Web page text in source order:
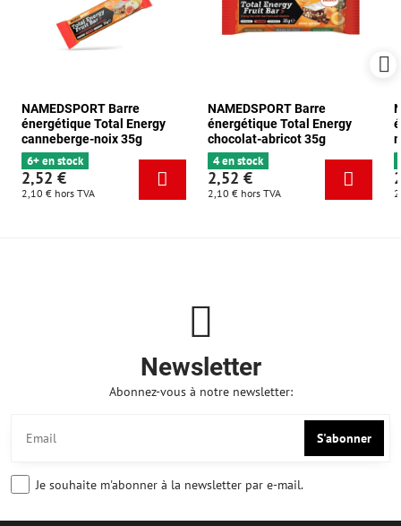
NAMEDSPORT Barre
énergétique Total Energy
canneberge-noix 35g
6+ en stock
2,52 €
2,10 € hors TVA
NAMEDSPORT Barre
énergétique Total Energy
chocolat-abricot 35g
4 en stock
2,52 €
2,10 € hors TVA
Newsletter
Abonnez-vous à notre newsletter:
S'abonner
Je souhaite m'abonner à la newsletter par e-mail.